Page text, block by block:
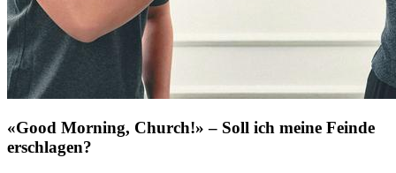
«Good Morning, Church!» – Soll ich meine Feinde
erschlagen?